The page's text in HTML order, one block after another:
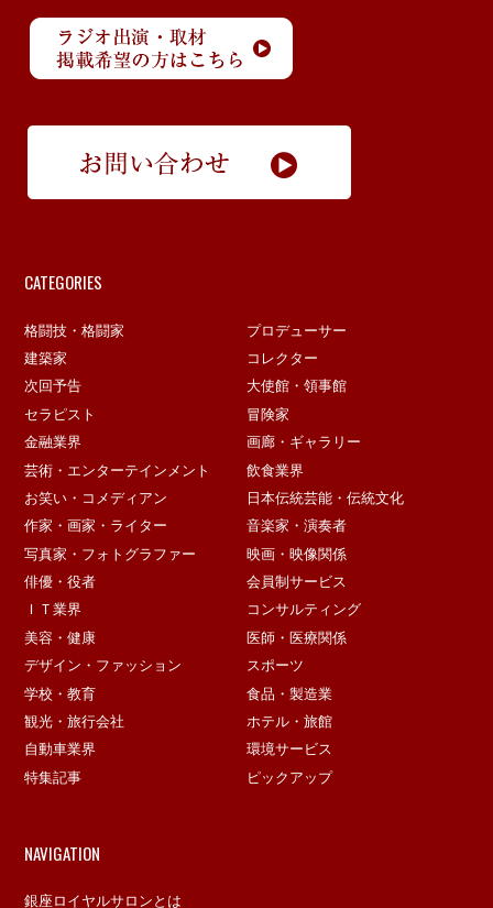
CATEGORIES
格闘技・格闘家
プロデューサー
建築家
コレクター
次回予告
大使館・領事館
セラピスト
冒険家
金融業界
画廊・ギャラリー
芸術・エンターテインメント
飲食業界
お笑い・コメディアン
日本伝統芸能・伝統文化
作家・画家・ライター
音楽家・演奏者
写真家・フォトグラファー
映画・映像関係
俳優・役者
会員制サービス
ＩＴ業界
コンサルティング
美容・健康
医師・医療関係
デザイン・ファッション
スポーツ
学校・教育
食品・製造業
観光・旅行会社
ホテル・旅館
自動車業界
環境サービス
特集記事
ピックアップ
NAVIGATION
銀座ロイヤルサロンとは